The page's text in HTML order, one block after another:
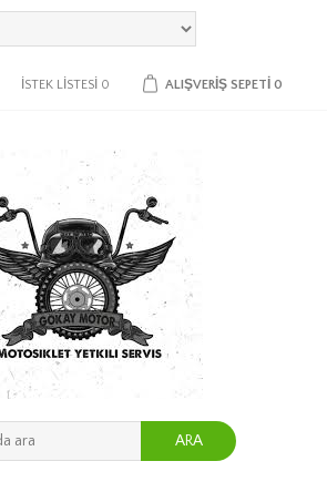
İSTEK LISTESI 0 ALIŞVERIŞ SEPETI 0
ARA